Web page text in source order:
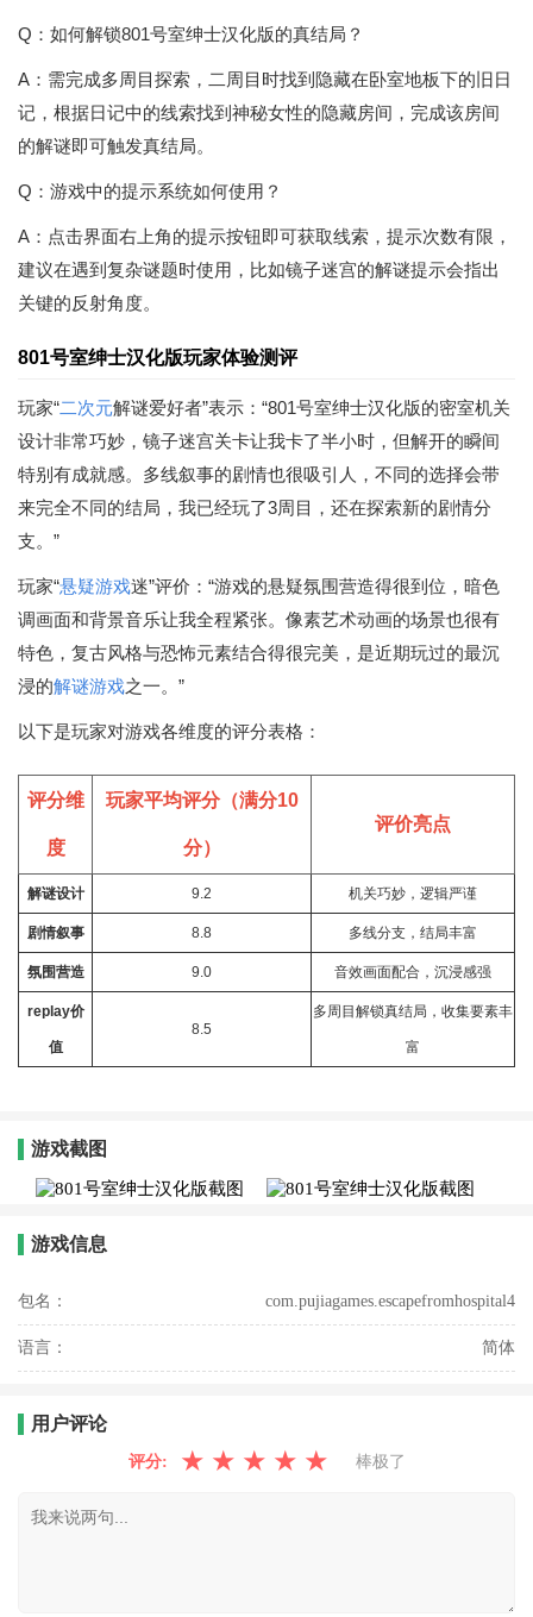
Q：如何解锁801号室绅士汉化版的真结局？
A：需完成多周目探索，二周目时找到隐藏在卧室地板下的旧日
记，根据日记中的线索找到神秘女性的隐藏房间，完成该房间
的解谜即可触发真结局。
Q：游戏中的提示系统如何使用？
A：点击界面右上角的提示按钮即可获取线索，提示次数有限，
建议在遇到复杂谜题时使用，比如镜子迷宫的解谜提示会指出
关键的反射角度。
801号室绅士汉化版玩家体验测评
玩家“二次元解谜爱好者”表示：“801号室绅士汉化版的密室机关
设计非常巧妙，镜子迷宫关卡让我卡了半小时，但解开的瞬间
特别有成就感。多线叙事的剧情也很吸引人，不同的选择会带
来完全不同的结局，我已经玩了3周目，还在探索新的剧情分
支。”
玩家“悬疑游戏迷”评价：“游戏的悬疑氛围营造得很到位，暗色
调画面和背景音乐让我全程紧张。像素艺术动画的场景也很有
特色，复古风格与恐怖元素结合得很完美，是近期玩过的最沉
浸的解谜游戏之一。”
以下是玩家对游戏各维度的评分表格：
评分维
度
玩家平均评分（满分10
分）
评价亮点
解谜设计 9.2 机关巧妙，逻辑严谨
剧情叙事 8.8 多线分支，结局丰富
氛围营造 9.0 音效画面配合，沉浸感强
replay价
值
8.5
多周目解锁真结局，收集要素丰
富
游戏截图
游戏信息
包名： com.pujiagames.escapefromhospital4
语言： 简体
用户评论
评分: ★ ★ ★ ★ ★ 棒极了